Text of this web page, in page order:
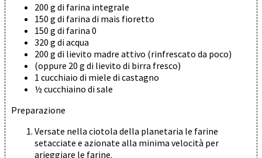
200 g di farina integrale
150 g di farina di mais fioretto
150 g di farina 0
320 g di acqua
200 g di lievito madre attivo (rinfrescato da poco)
(oppure 20 g di lievito di birra fresco)
1 cucchiaio di miele di castagno
½ cucchiaino di sale
Preparazione
Versate nella ciotola della planetaria le farine
setacciate e azionate alla minima velocità per
arieggiare le farine.